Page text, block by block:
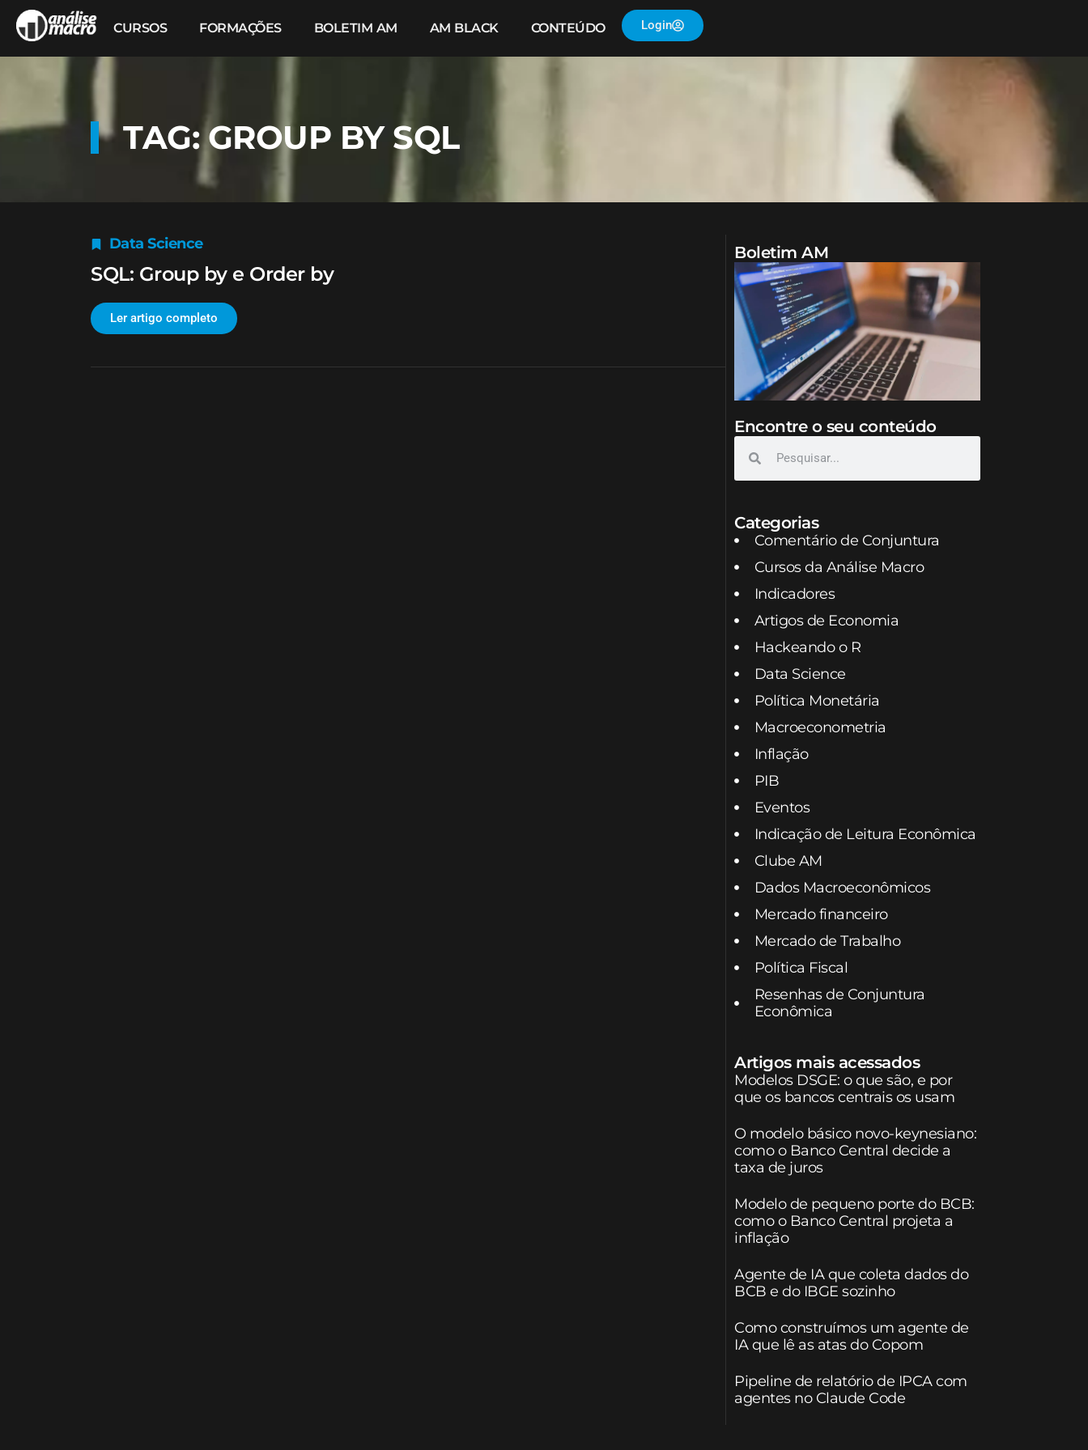
CURSOS FORMAÇÕES BOLETIM AM AM BLACK CONTEÚDO Login
TAG: GROUP BY SQL
Data Science
SQL: Group by e Order by
Ler artigo completo
Boletim AM
Encontre o seu conteúdo
Categorias
Comentário de Conjuntura
Cursos da Análise Macro
Indicadores
Artigos de Economia
Hackeando o R
Data Science
Política Monetária
Macroeconometria
Inflação
PIB
Eventos
Indicação de Leitura Econômica
Clube AM
Dados Macroeconômicos
Mercado financeiro
Mercado de Trabalho
Política Fiscal
Resenhas de Conjuntura
Econômica
Artigos mais acessados
Modelos DSGE: o que são, e por
que os bancos centrais os usam
O modelo básico novo-keynesiano:
como o Banco Central decide a
taxa de juros
Modelo de pequeno porte do BCB:
como o Banco Central projeta a
inflação
Agente de IA que coleta dados do
BCB e do IBGE sozinho
Como construímos um agente de
IA que lê as atas do Copom
Pipeline de relatório de IPCA com
agentes no Claude Code